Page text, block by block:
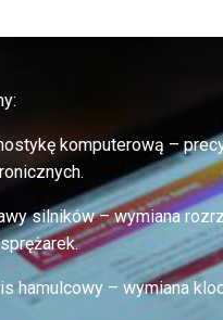
komputerową –
silników – wymiana
hamulcowy – wymiana